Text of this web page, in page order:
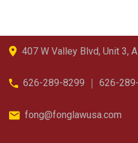
407 W Valley Blvd, Unit 3,
626-289-8299 ｜ 626-
fong@fonglawusa.com